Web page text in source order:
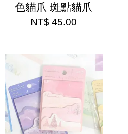
色貓爪 斑點貓爪
NT$ 45.00